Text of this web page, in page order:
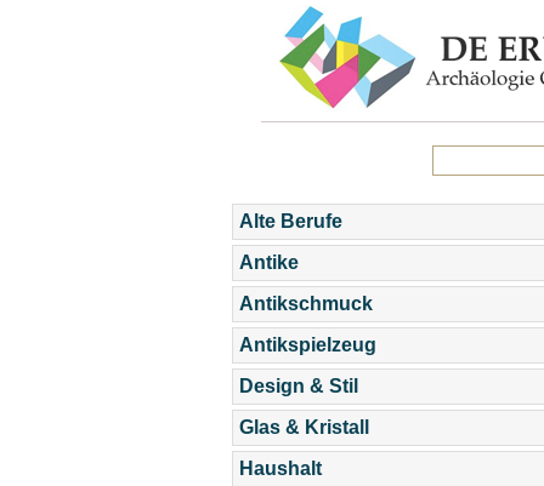
Alte Berufe
Antike
Antikschmuck
Antikspielzeug
Design & Stil
Glas & Kristall
Haushalt